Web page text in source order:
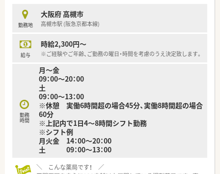
施設との連携が非常に取りやすい環境。
■調剤業務を徹底的に効率化させるための自動監査システムや
電子薬歴等のシステムを導入し、施設在宅に特化した運営を行っ
勤務地
大阪府 高槻市
高槻市駅 (阪急京都本線)
給与
時給2,300円～
※ご経験やご年齢、ご勤務の曜日・時間を考慮のうえ決定致します。
勤務
時間
月～金
09：00～20：00
土
09：00～13：00
※休憩 実働6時間超の場合45分、実働8時間超の場合
60分
※上記内で1日4～8時間シフト勤務
※シフト例
月火金 14：00～20：00
土 09：00～13：00
＼ こんな薬局です！ ／